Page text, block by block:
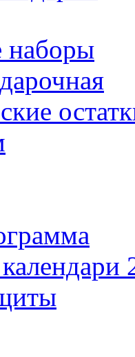
наборы